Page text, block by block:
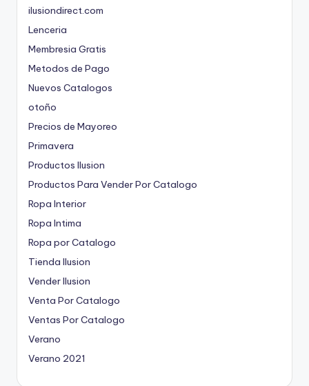
ilusiondirect.com
Lenceria
Membresia Gratis
Metodos de Pago
Nuevos Catalogos
otoño
Precios de Mayoreo
Primavera
Productos Ilusion
Productos Para Vender Por Catalogo
Ropa Interior
Ropa Intima
Ropa por Catalogo
Tienda Ilusion
Vender Ilusion
Venta Por Catalogo
Ventas Por Catalogo
Verano
Verano 2021